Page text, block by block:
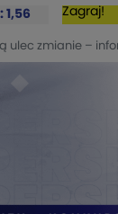
1,56 Zagraj!
ulec zmianie –